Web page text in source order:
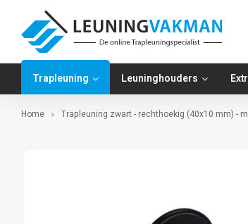
Trapleuning Leuninghouders
Home Trapleuning zwart - rechthoekig (40x10 mm) -